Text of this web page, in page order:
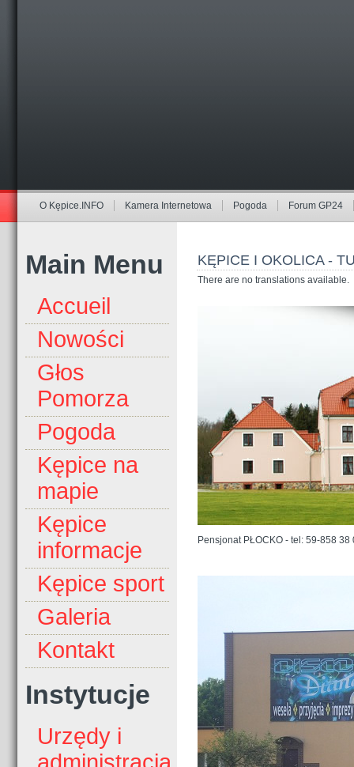
O Kępice.INFO Kamera Internetowa Pogoda Forum GP24
Main Menu
Accueil
Nowości
Głos
Pomorza
Pogoda
Kępice na
mapie
Kępice
informacje
Kępice sport
Galeria
Kontakt
Instytucje
Urzędy i
KĘPICE I OKOLICA -
There are no translations available.
Pensjonat PŁOCKO - tel: 59-858 38